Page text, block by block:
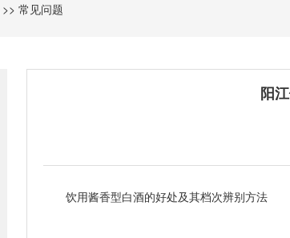
>>常见问题
阳
饮用酱香型白酒的好处及其档次辨别方法